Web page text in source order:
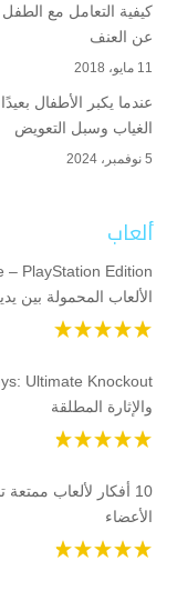
كيفية التعامل مع
عن العنف
11 مايو، 2018
عندما يكبر الأطفال
الغياب وسبل التعويض
5 نوفمبر، 2024
ألعاب
الألعاب المحمولة بين
والإثارة المطلقة
10 أفكار لألعاب
الأعضاء